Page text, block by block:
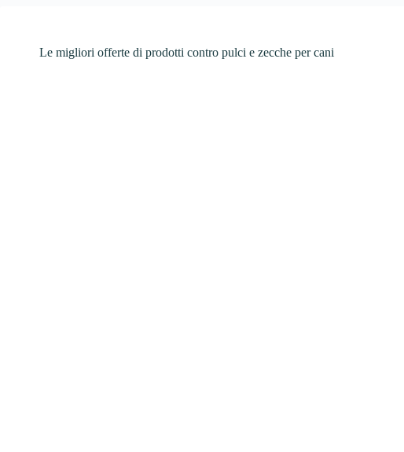
Le migliori offerte di prodotti contro pulci e zecche per cani